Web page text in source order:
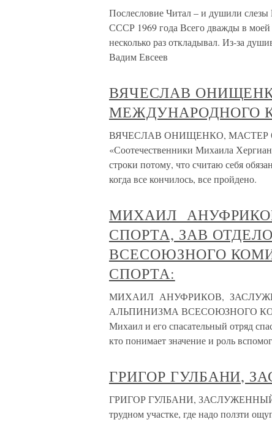
Послесловие Читал – и душили
СССР 1969 года Всего дважды в моей
несколько раз откладывал. Из-за
Вадим Евсеев
ВЯЧЕСЛАВ
МЕЖДУНАРОДНОГО
ВЯЧЕСЛАВ ОНИЩЕНКО,
«Соотечественники Михаила
строки потому, что считаю себя
когда все кончилось, все пройдено.
МИХАИЛ
СПОРТА, ЗАВ
ВСЕСОЮЗНОГО
СПОРТА:
МИХАИЛ АНУФРИКОВ,
АЛЬПИНИЗМА ВСЕСОЮЗНОГО
Михаил и его спасательный отряд
кто понимает значение и роль
ГРИГОР ГУЛБАНИ,
ГРИГОР ГУЛБАНИ, ЗАСЛУЖЕННЫЙ
трудном участке, где надо ползти